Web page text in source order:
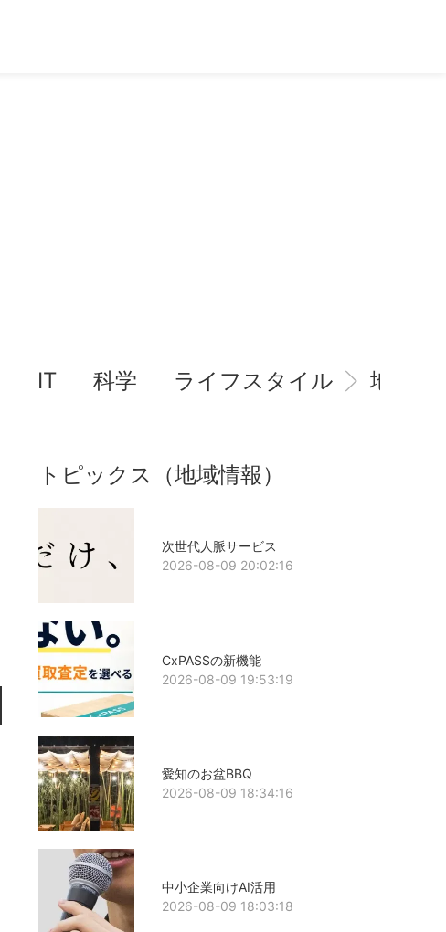
IT 科学 ライフスタイル 地域情
トピックス（地域情報）
次世代人脈サービス
2026-08-09 20:02:16
CxPASSの新機能
2026-08-09 19:53:19
愛知のお盆BBQ
2026-08-09 18:34:16
中小企業向けAI活用
2026-08-09 18:03:18